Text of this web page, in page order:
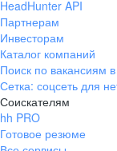
HeadHunter API
Партнерам
Инвесторам
Каталог компаний
Поиск по вакансиям
Сетка: соцсеть для
Соискателям
hh PRO
Готовое резюме